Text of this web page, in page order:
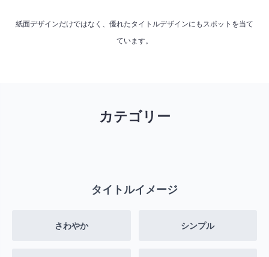
紙面デザインだけではなく、優れたタイトルデザインにもスポットを当て
ています。
カテゴリー
タイトルイメージ
さわやか シンプル